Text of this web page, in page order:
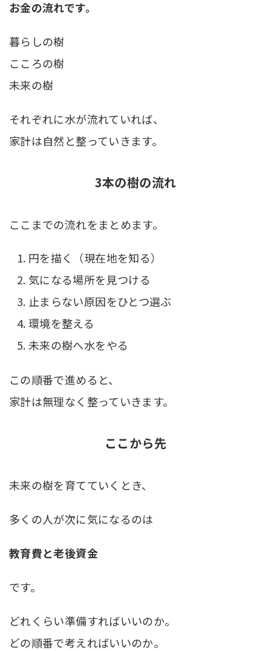
お金の流れです。
暮らしの樹
こころの樹
未来の樹
それぞれに水が流れていれば、
家計は自然と整っていきます。
3本の樹の流れ
ここまでの流れをまとめます。
円を描く（現在地を知る）
気になる場所を見つける
止まらない原因をひとつ選ぶ
環境を整える
未来の樹へ水をやる
この順番で進めると、
家計は無理なく整っていきます。
ここから先
未来の樹を育てていくとき、
多くの人が次に気になるのは
教育費と老後資金
です。
どれくらい準備すればいいのか。
どの順番で考えればいいのか。